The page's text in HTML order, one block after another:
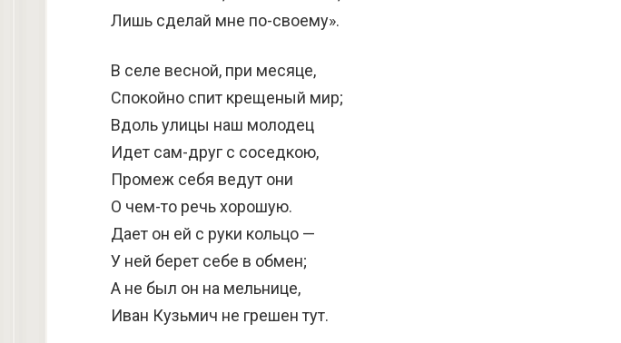
Лишь сделай мне по-своему».
В селе весной, при месяце,
Спокойно спит крещеный мир;
Вдоль улицы наш молодец
Идет сам-друг с соседкою,
Промеж себя ведут они
О чем-то речь хорошую.
Дает он ей с руки кольцо —
У ней берет себе в обмен;
А не был он на мельнице,
Иван Кузьмич не грешен тут.